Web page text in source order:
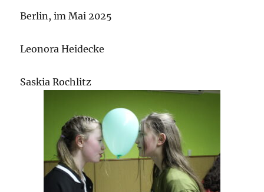
Berlin, im Mai 2025
Leonora Heidecke
Saskia Rochlitz